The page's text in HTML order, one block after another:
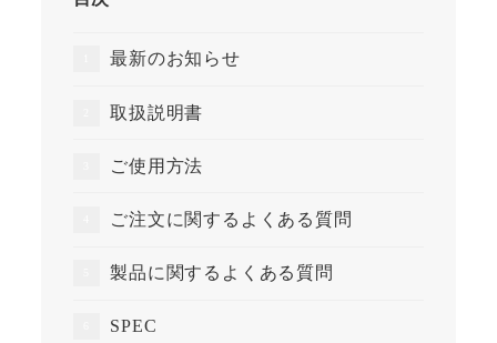
最新のお知らせ
取扱説明書
ご使用方法
ご注文に関するよくある質問
製品に関するよくある質問
SPEC